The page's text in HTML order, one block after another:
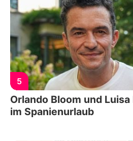
5
Orlando Bloom und
im Spanienurlaub